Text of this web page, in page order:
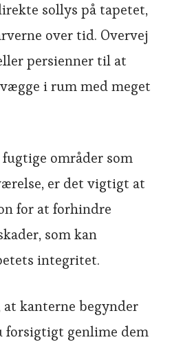
sollys på tapetet,
over tid. Overvej
persienner til at
i rum med meget
områder som
er det vigtigt at
for at forhindre
som kan
integritet.
kanterne begynder
forsigtigt genlime dem